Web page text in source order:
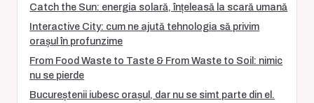
Catch the Sun: energia solară, înțeleasă la scară umană
Interactive City: cum ne ajută tehnologia să privim
orașul în profunzime
From Food Waste to Taste & From Waste to Soil: nimic
nu se pierde
Bucureștenii iubesc orașul, dar nu se simt parte din el.